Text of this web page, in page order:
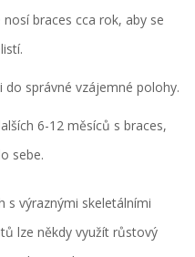
braces cca rok, aby se
do správné vzájemné polohy.
6-12 měsíců s braces,
sebe.
s výraznými skeletálními
lze někdy využít růstový